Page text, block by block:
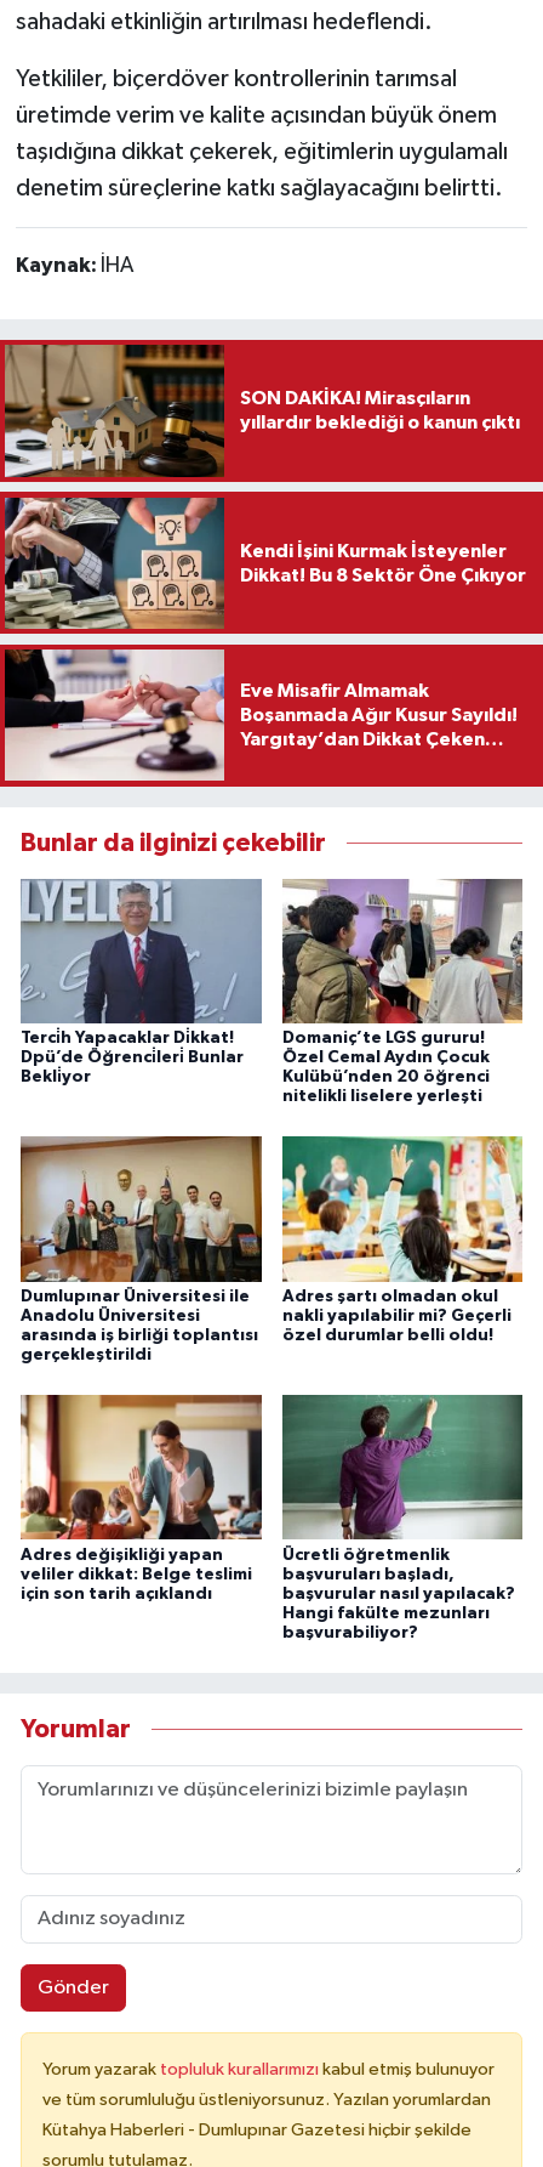
sahadaki etkinliğin artırılması hedeflendi.
Yetkililer, biçerdöver kontrollerinin tarımsal
üretimde verim ve kalite açısından büyük önem
taşıdığına dikkat çekerek, eğitimlerin uygulamalı
denetim süreçlerine katkı sağlayacağını belirtti.
Kaynak: İHA
SON DAKİKA! Mirasçıların
yıllardır beklediği o kanun çıktı
Kendi İşini Kurmak İsteyenler
Dikkat! Bu 8 Sektör Öne Çıkıyor
Eve Misafir Almamak
Boşanmada Ağır Kusur Sayıldı!
Yargıtay’dan Dikkat Çeken
Bunlar da ilginizi çekebilir
Terci̇h Yapacaklar Di̇kkat!
Dpü’de Öğrenci̇leri̇ Bunlar
Bekli̇yor
Domaniç’te LGS gururu!
Özel Cemal Aydın Çocuk
Kulübü’nden 20 öğrenci
nitelikli liselere yerleşti
Dumlupınar Üniversitesi ile
Anadolu Üniversitesi
arasında iş birliği toplantısı
gerçekleştirildi
Adres şartı olmadan okul
nakli yapılabilir mi? Geçerli
özel durumlar belli oldu!
Adres değişikliği yapan
veliler dikkat: Belge teslimi
için son tarih açıklandı
Ücretli öğretmenlik
başvuruları başladı,
başvurular nasıl yapılacak?
Hangi fakülte mezunları
başvurabiliyor?
Yorumlar
Gönder
Yorum yazarak topluluk kurallarımızı kabul etmiş bulunuyor
ve tüm sorumluluğu üstleniyorsunuz. Yazılan yorumlardan
Kütahya Haberleri - Dumlupınar Gazetesi hiçbir şekilde
sorumlu tutulamaz.
Vasıta
Yaşam